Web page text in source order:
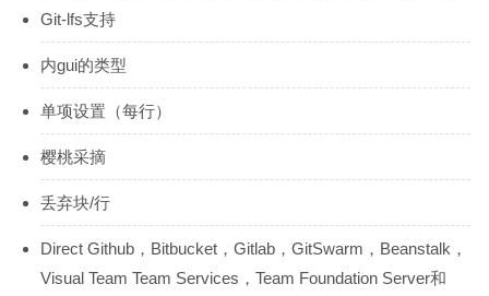
Git-lfs支持
内gui的类型
单项设置（每行）
樱桃采摘
丢弃块/行
Direct Github，Bitbucket，Gitlab，GitSwarm，Beanstalk，
Visual Team Team Services，Team Foundation Server和